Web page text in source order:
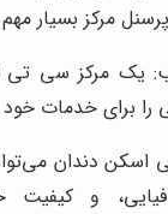
پرسنل مرکز بسیار
یک مرکز سی تی
را برای خدمات خود
دندان
و